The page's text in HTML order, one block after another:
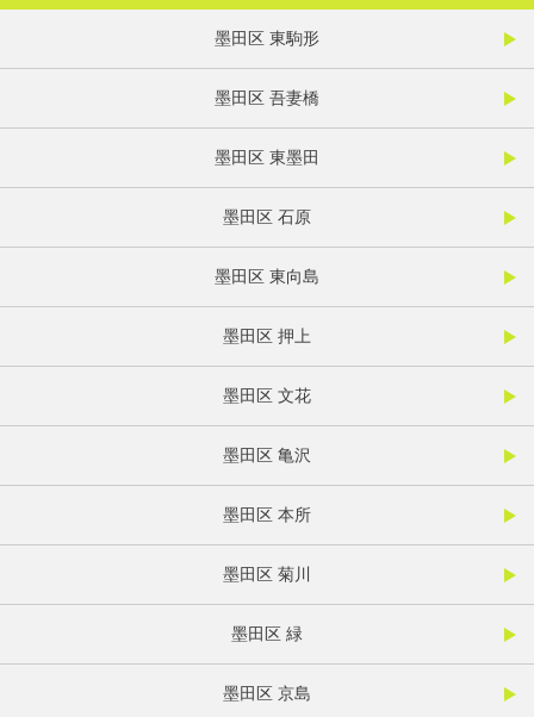
墨田区 東駒形
墨田区 吾妻橋
墨田区 東墨田
墨田区 石原
墨田区 東向島
墨田区 押上
墨田区 文花
墨田区 亀沢
墨田区 本所
墨田区 菊川
墨田区 緑
墨田区 京島